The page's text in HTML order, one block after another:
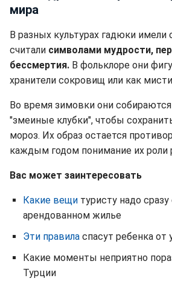
мира
В разных культурах гадюки имели
считали символами мудрости,
бессмертия. В фольклоре они
хранители сокровищ или как
Во время зимовки они
"змеиные клубки", чтобы
мороз. Их образ остается
каждым годом понимание их роли
Вас может заинтересовать
Какие вещи туристу надо
арендованном жилье
Эти правила спасут ребенка от
Какие моменты неприятно
Турции